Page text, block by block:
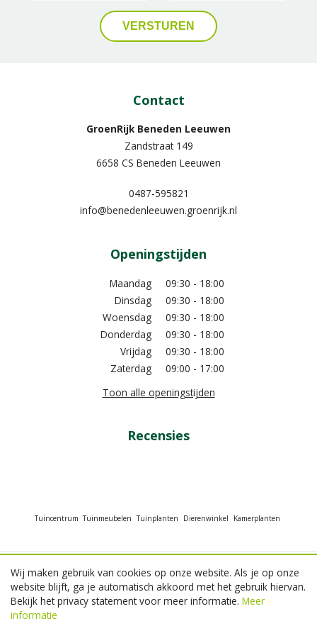
Contact
GroenRijk Beneden Leeuwen​
Zandstraat 149
6658 CS Beneden Leeuwen
0487-595821
info@benedenleeuwen.groenrijk.nl
Openingstijden
Maandag
09:30 - 18:00
Dinsdag
09:30 - 18:00
Woensdag
09:30 - 18:00
Donderdag
09:30 - 18:00
Vrijdag
09:30 - 18:00
Zaterdag
09:00 - 17:00
Toon alle openingstijden
Recensies
Tuincentrum Tuinmeubelen Tuinplanten Dierenwinkel Kamerplanten
© GroenRijk Beneden Leeuwen
Green Solutions
Wij maken gebruik van cookies op onze website. Als je op onze
website blijft, ga je automatisch akkoord met het gebruik hiervan.
Bekijk het privacy statement voor meer informatie. Meer
informatie